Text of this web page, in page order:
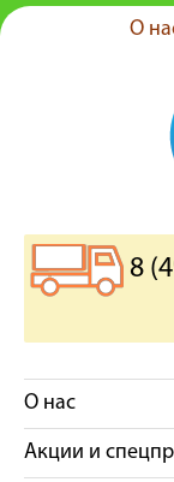
О
8
О нас
Акции и